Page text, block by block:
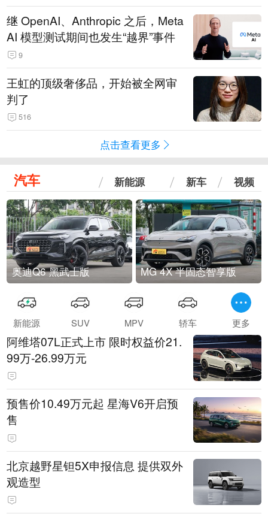
继 OpenAI、Anthropic 之后，Meta
AI 模型测试期间也发生“越界”事件
9
王虹的顶级奢侈品，开始被全网审
判了
516
点击查看更多
汽车 新能源 新车 视频
奥迪Q6 黑武士版 MG 4X 半固态智享版
新能源 SUV MPV 轿车 更多
阿维塔07L正式上市 限时权益价21.
99万-26.99万元
预售价10.49万元起 星海V6开启预
售
北京越野星钽5X申报信息 提供双外
观造型